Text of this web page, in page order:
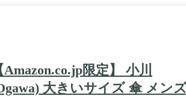
Amazon.co.jp限定】 小川
大きいサイズ 傘 メン